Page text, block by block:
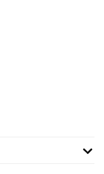
ist mein
meiner immer schön
Oben steht eine
die Milch brav auf ihren
Stille.Die
ist ideal fürs kleine Büro
Für mich der